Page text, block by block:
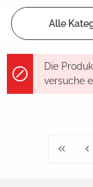
Alle
Die
versuche